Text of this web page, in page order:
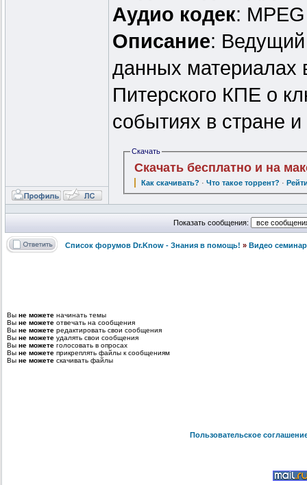
Аудио кодек:
Описание:
данных материалах
Питерского КПЕ о
событиях в стране
Скачать
Скачать бесплатно и на
Как скачивать? ·Что такое торрент? ·
Показать сообщения:
Список форумов Dr.Know - Знания в помощь! » Видео
Вы не можете начинать темы
Вы не можете отвечать на сообщения
Вы не можете редактировать свои сообщения
Вы не можете удалять свои сообщения
Вы не можете голосовать в опросах
Вы не можете прикреплять файлы к сообщениям
Вы не можете скачивать файлы
Пользовательское